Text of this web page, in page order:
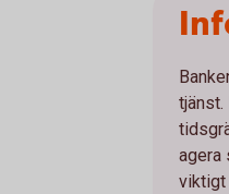
tjänst.
agera
viktigt